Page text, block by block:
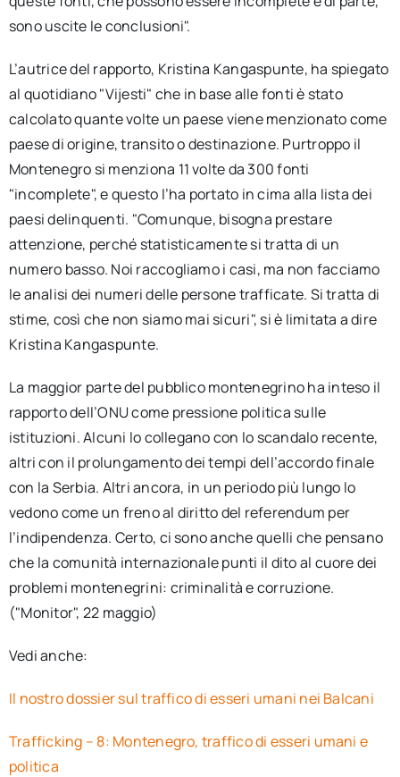
sono uscite le conclusioni".
L’autrice del rapporto, Kristina Kangaspunte, ha spiegato
al quotidiano "Vijesti" che in base alle fonti è stato
calcolato quante volte un paese viene menzionato come
paese di origine, transito o destinazione. Purtroppo il
Montenegro si menziona 11 volte da 300 fonti
"incomplete", e questo l’ha portato in cima alla lista dei
paesi delinquenti. "Comunque, bisogna prestare
attenzione, perché statisticamente si tratta di un
numero basso. Noi raccogliamo i casi, ma non facciamo
le analisi dei numeri delle persone trafficate. Si tratta di
stime, così che non siamo mai sicuri", si è limitata a dire
Kristina Kangaspunte.
La maggior parte del pubblico montenegrino ha inteso il
rapporto dell’ONU come pressione politica sulle
istituzioni. Alcuni lo collegano con lo scandalo recente,
altri con il prolungamento dei tempi dell’accordo finale
con la Serbia. Altri ancora, in un periodo più lungo lo
vedono come un freno al diritto del referendum per
l’indipendenza. Certo, ci sono anche quelli che pensano
che la comunità internazionale punti il dito al cuore dei
problemi montenegrini: criminalità e corruzione.
("Monitor", 22 maggio)
Vedi anche:
Il nostro dossier sul traffico di esseri umani nei Balcani
Trafficking – 8: Montenegro, traffico di esseri umani e
politica